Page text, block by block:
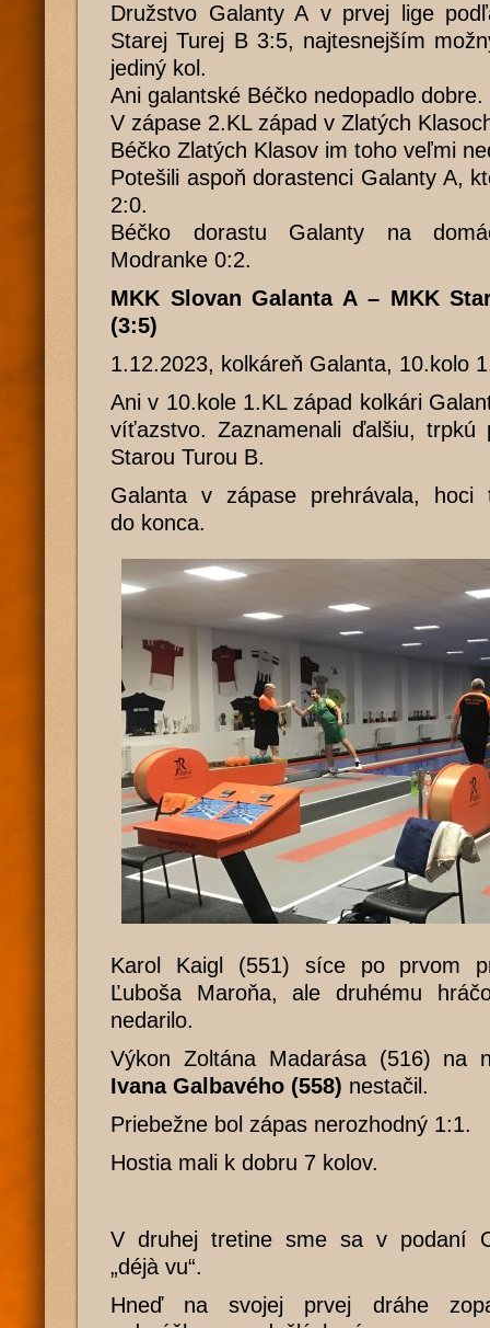
Družstvo Galanty A v prvej lige
Starej Turej B 3:5, najtesnejším
jediný kol.
Ani galantské Béčko nedopadlo dobre.
V zápase 2.KL západ v Zlatých
Béčko Zlatých Klasov im toho veľmi
Potešili aspoň dorastenci Galanty A,
2:0.
Béčko dorastu Galanty na
Modranke 0:2.
MKK Slovan Galanta A – MKK
(3:5)
1.12.2023, kolkáreň Galanta, 10.kolo
Ani v 10.kole 1.KL západ kolkári
víťazstvo. Zaznamenali ďalšiu,
Starou Turou B.
Galanta v zápase prehrávala,
do konca.
Karol Kaigl (551) síce po prvom
Ľuboša Maroňa, ale druhému
nedarilo.
Výkon Zoltána Madarása (516) na
Ivana Galbavého (558) nestačil.
Priebežne bol zápas nerozhodný 1:1.
Hostia mali k dobru 7 kolov.
V druhej tretine sme sa v podaní
„déjà vu“.
Hneď na svojej prvej dráhe